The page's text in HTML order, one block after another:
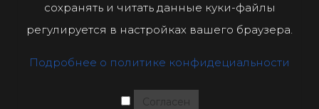
сохранять и читать данные куки-файлы
регулируется в настройках вашего браузера.
Подробнее о политике конфидециальности
Согласен